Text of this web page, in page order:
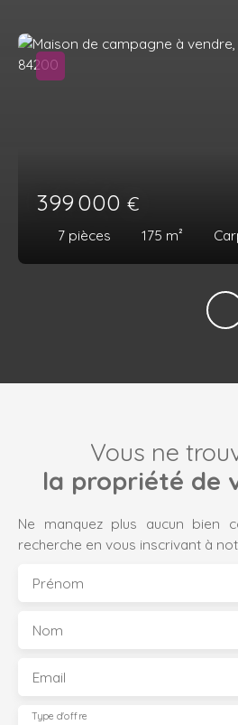
399 000 €
7 pièces 175 m²
Vous ne
la propriété de
Ne manquez plus aucun bien
recherche en vous inscrivant à
Prénom
Nom
Email
Type d'offre